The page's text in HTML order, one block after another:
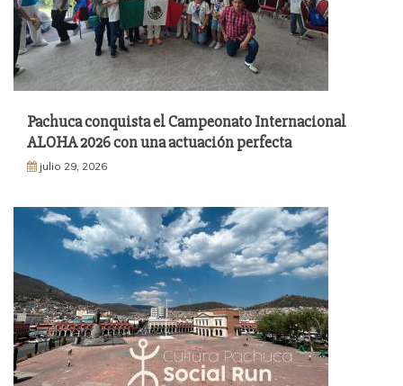
Pachuca conquista el Campeonato Internacional
ALOHA 2026 con una actuación perfecta
julio 29, 2026